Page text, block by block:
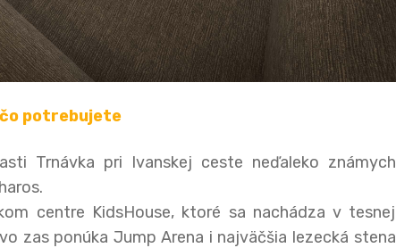
potrebujete
Trnávka pri Ivanskej ceste neďaleko známych
centre KidsHouse, ktoré sa nachádza v tesnej
zas ponúka Jump Arena i najväčšia lezecká stena